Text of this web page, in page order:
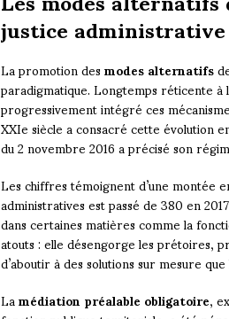
justice
La promotion desmodes alternatifs
paradigmatique. Longtemps réticente
progressivement intégré ces
XXIe siècle a consacré cette évolution
du 2 novembre 2016 a précisé son
Les chiffres témoignent d’une montée
administratives est passé de 380 en
dans certaines matières comme la
atouts : elle désengorge les prétoires,
d’aboutir à des solutions sur mesure
Lamédiation préalable obligatoire,